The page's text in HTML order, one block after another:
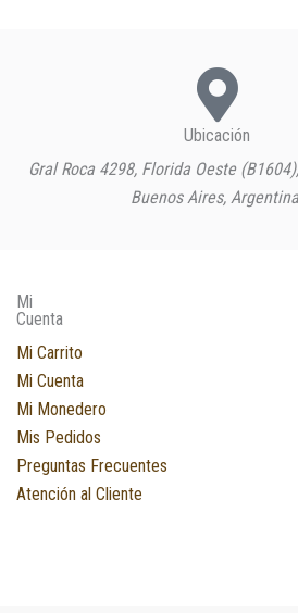
Ubicación
Gral Roca 4298, Florida Oeste
Buenos Aires,
Mi
Cuenta
Mi Carrito
Mi Cuenta
Mi Monedero
Mis Pedidos
Preguntas Frecuentes
Atención al Cliente